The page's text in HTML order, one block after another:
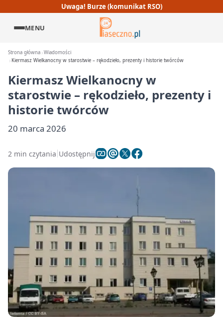
Uwaga! Burze (komunikat RSO)
MENU
Strona główna Wiadomości
Kiermasz Wielkanocny w starostwie – rękodzieło, prezenty i historie twórców
Kiermasz Wielkanocny w
starostwie – rękodzieło, prezenty i
historie twórców
20 marca 2026
2 min czytania Udostępnij